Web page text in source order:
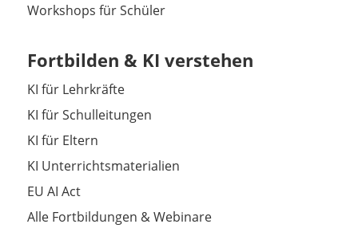
Workshops für Schüler
Fortbilden & KI verstehen
KI für Lehrkräfte
KI für Schulleitungen
KI für Eltern
KI Unterrichtsmaterialien
EU AI Act
Alle Fortbildungen & Webinare